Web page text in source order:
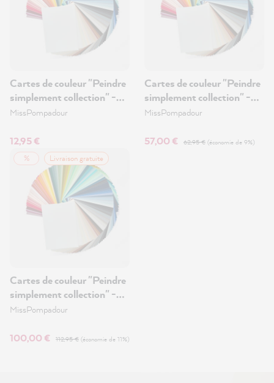
Cartes de couleur "Peindre
simplement collection" -
Cartes de couleur
MissPompadour
12,95 €
Cartes de couleur "Peindre
simplement collection" -
Cartes de couleur et Bon
MissPompadour
57,00 € 62,95 € (économie de 9%)
% Livraison gratuite
Cartes de couleur "Peindre
simplement collection" -
Cartes de couleur et Bon
MissPompadour
100,00 € 112,95 € (économie de 11%)